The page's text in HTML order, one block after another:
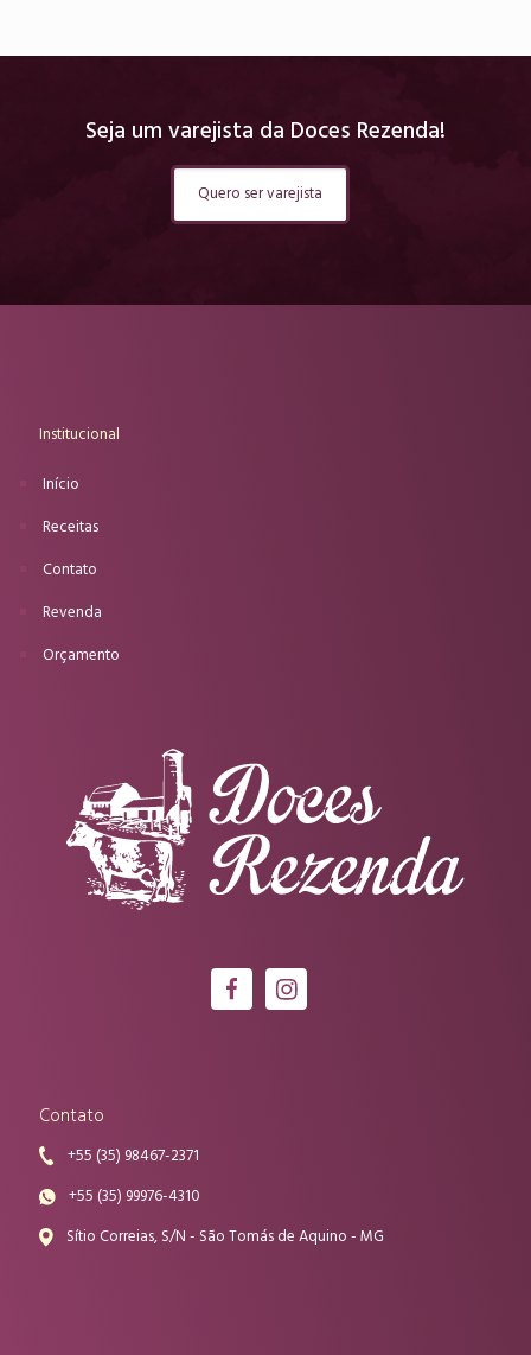
Seja um varejista da Doces Rezenda!
Quero ser varejista
Institucional
Início
Receitas
Contato
Revenda
Orçamento
Contato
+55 (35) 98467-2371
+55 (35) 99976-4310
Sítio Correias, S/N - São Tomás de Aquino - MG